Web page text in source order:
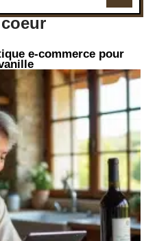
e-commerce pour